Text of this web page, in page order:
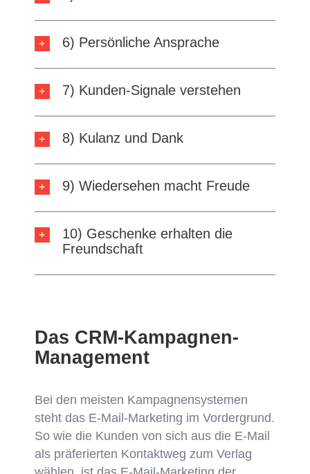
6) Persönliche Ansprache
7) Kunden-Signale verstehen
8) Kulanz und Dank
9) Wiedersehen macht Freude
10) Geschenke erhalten die
Freundschaft
Das CRM-Kampagnen-
Management
Bei den meisten Kampagnensystemen
steht das E-Mail-Marketing im Vordergrund.
So wie die Kunden von sich aus die E-Mail
als präferierten Kontaktweg zum Verlag